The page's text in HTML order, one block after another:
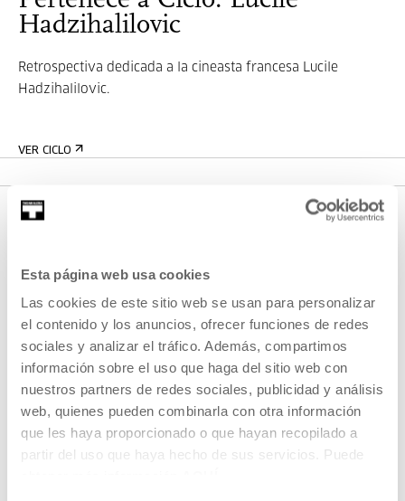
Esta página web usa cookies
Las cookies de este sitio web se usan para personalizar
el contenido y los anuncios, ofrecer funciones de redes
sociales y analizar el tráfico. Además, compartimos
información sobre el uso que haga del sitio web con
nuestros partners de redes sociales, publicidad y análisis
web, quienes pueden combinarla con otra información
que les haya proporcionado o que hayan recopilado a
partir del uso que haya hecho de sus servicios. Puede
Hadzihalilovic
Retrospectiva dedicada a la cineasta francesa Lucile
Hadzihalilovic.
VER CICLO
REGÍSTRATE AL BOLETÍN
AGENDA
VISÍTANOS
CONTACTO Y HORARIOS